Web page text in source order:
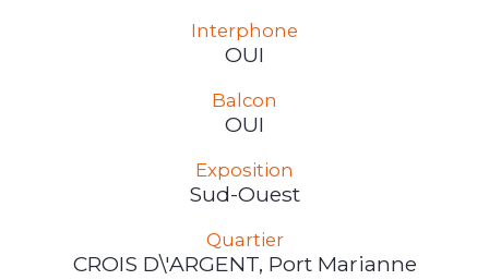
Interphone
OUI
Balcon
OUI
Exposition
Sud-Ouest
Quartier
CROIS D\'ARGENT, Port Marianne